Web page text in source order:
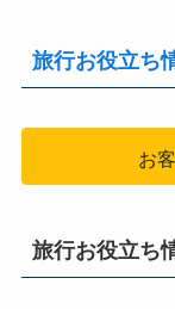
旅行お役立ち
お
旅行お役立ち